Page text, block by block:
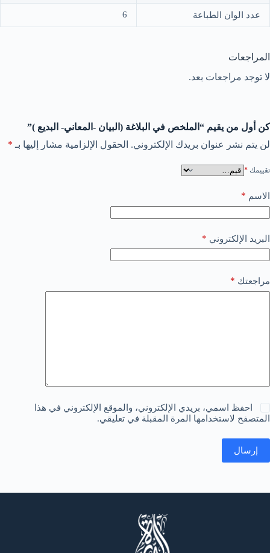
عدد الوان الطباعة 6
المراجعات
لا توجد مراجعات بعد.
كن أول من يقيم “الملخص في البلاغة (البيان -المعاني- البديع )”
لن يتم نشر عنوان بريدك الإلكتروني. الحقول الإلزامية مشار إليها بـ *
تقييمك *
الاسم *
البريد الإلكتروني *
مراجعتك *
احفظ اسمي، بريدي الإلكتروني، والموقع الإلكتروني في هذا
المتصفح لاستخدامها المرة المقبلة في تعليقي.
إرسال